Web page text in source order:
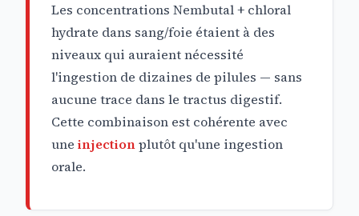
Les concentrations Nembutal + chloral
hydrate dans sang/foie étaient à des
niveaux qui auraient nécessité
l'ingestion de dizaines de pilules — sans
aucune trace dans le tractus digestif.
Cette combinaison est cohérente avec
uneinjectionplutôt qu'une ingestion
orale.